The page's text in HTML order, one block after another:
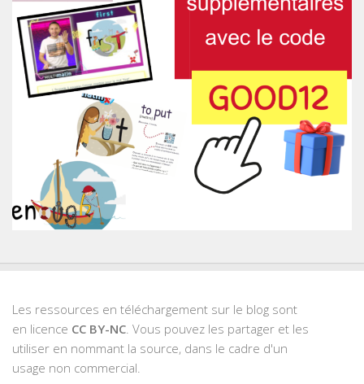
Les ressources en téléchargement sur le blog sont
en licence CC BY-NC . Vous pouvez les partager et les
utiliser en nommant la source, dans le cadre d'un
usage non commercial.